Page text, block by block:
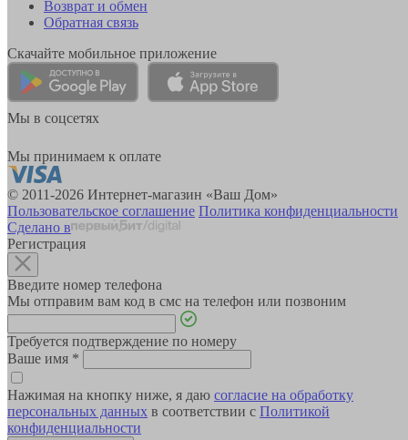
Возврат и обмен
Обратная связь
Скачайте мобильное приложение
Мы в соцсетях
Мы принимаем к оплате
© 2011-2026 Интернет-магазин «Ваш Дом»
Пользовательское соглашение Политика конфиденциальности
Сделано в
Регистрация
Введите номер телефона
Мы отправим вам код в смс на телефон или позвоним
Требуется подтверждение по номеру
Ваше имя *
Нажимая на кнопку ниже, я даю согласие на обработку
персональных данных в соответствии с Политикой
конфиденциальности